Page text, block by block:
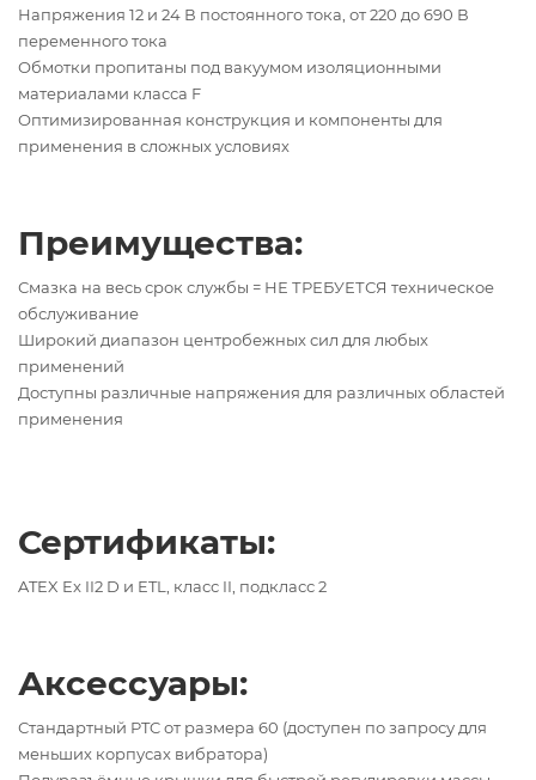
Напряжения 12 и 24 В постоянного тока, от 220 до 690 В
переменного тока
Обмотки пропитаны под вакуумом изоляционными
материалами класса F
Оптимизированная конструкция и компоненты для
применения в сложных условиях
Преимущества:
Смазка на весь срок службы = НЕ ТРЕБУЕТСЯ техническое
обслуживание
Широкий диапазон центробежных сил для любых
применений
Доступны различные напряжения для различных областей
применения
Сертификаты:
ATEX Ex II2 D и ETL, класс II, подкласс 2
Аксессуары:
Стандартный PTC от размера 60 (доступен по запросу для
меньших корпусах вибратора)